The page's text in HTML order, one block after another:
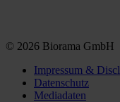
© 2026 Biorama GmbH
Impressum &
Datenschutz
Mediadaten